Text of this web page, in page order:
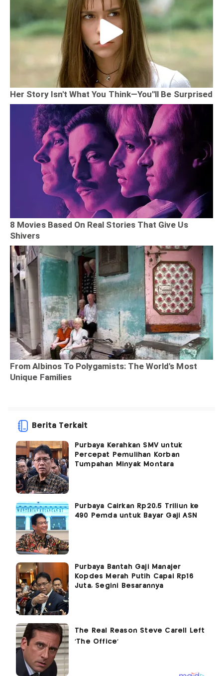
Berita Terkait
Purbaya Kerahkan SMV untuk
Percepat Pemulihan Korban
Tumpahan Minyak Montara
Purbaya Cairkan Rp20,5 Triliun ke
490 Pemda untuk Bayar Gaji ASN
Purbaya Bantah Gaji Manajer
Kopdes Merah Putih Capai Rp16
Juta, Segini Besarannya